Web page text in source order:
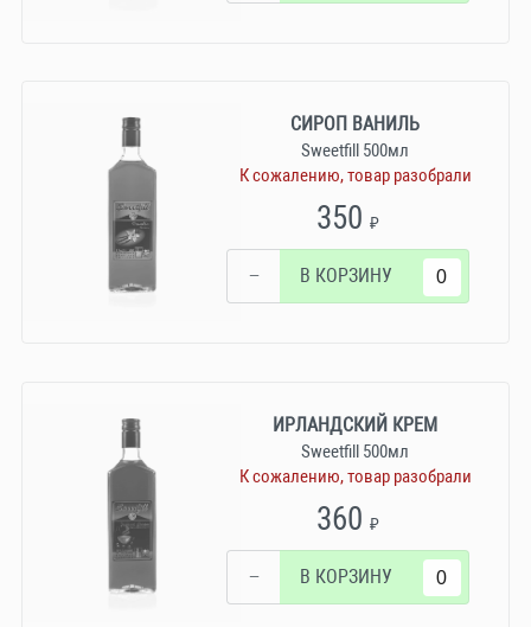
СИРОП ВАНИЛЬ
Sweetfill 500мл
К сожалению, товар разобрали
350₽
− В КОРЗИНУ
ИРЛАНДСКИЙ КРЕМ
Sweetfill 500мл
К сожалению, товар разобрали
360₽
− В КОРЗИНУ